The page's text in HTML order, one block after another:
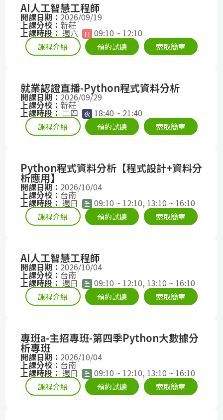
AI人工智慧工程師
開課日期：2026/09/19
上課分校：新莊
上課時段： 週六 日 09:10 ~ 12:10
課程介紹 預約試聽 索取簡章
就業認證直播-Python程式資料分析
開課日期：2026/09/29
上課分校：新莊
上課時段： 二四 夜 18:40 ~ 21:40
課程介紹 預約試聽 索取簡章
Python程式資料分析【程式設計+資料分
析應用】
開課日期： 2026/10/04
上課分校： 台南
上課時段： 週日 全 09:10 ~ 12:10, 13:10 ~ 16:10
課程介紹 預約試聽 索取簡章
AI人工智慧工程師
開課日期：2026/10/04
上課分校： 台南
上課時段： 週日 全 09:10 ~ 12:10, 13:10 ~ 16:10
課程介紹 預約試聽 索取簡章
專班a-主招專班-第四季Python大數據分
析專班
開課日期： 2026/10/04
上課分校： 台南
上課時段： 週日 全 09:10 ~ 12:10, 13:10 ~ 16:10
課程介紹 預約試聽 索取簡章